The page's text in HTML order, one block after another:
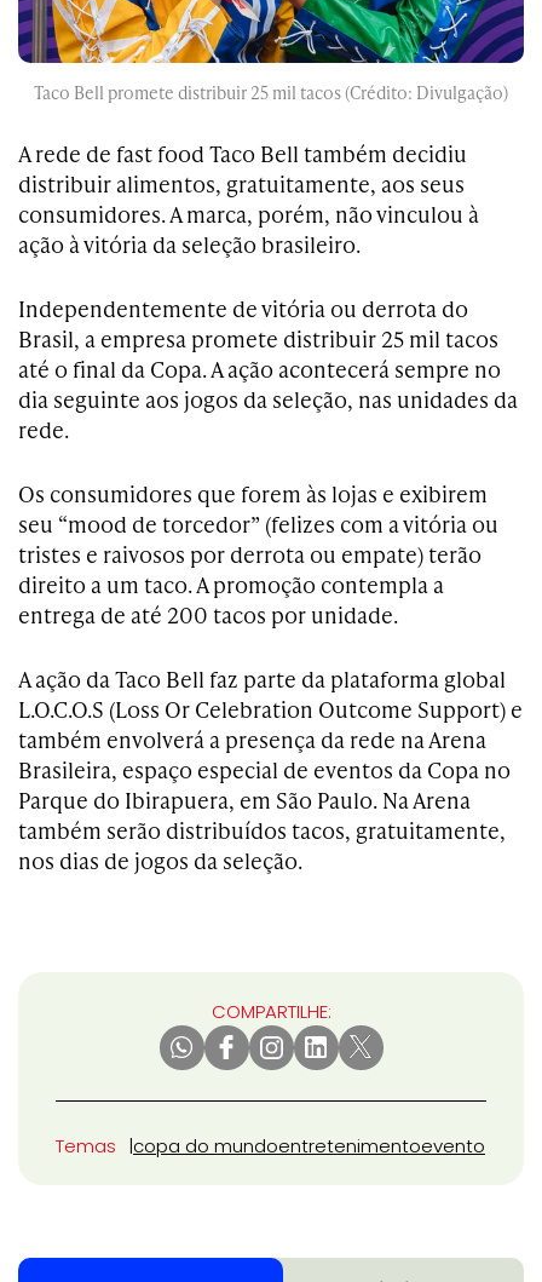
Taco Bell promete distribuir 25 mil tacos (Crédito: Divulgação)
A rede de fast food Taco Bell também decidiu
distribuir alimentos, gratuitamente, aos seus
consumidores. A marca, porém, não vinculou à
ação à vitória da seleção brasileiro.
Independentemente de vitória ou derrota do
Brasil, a empresa promete distribuir 25 mil tacos
até o final da Copa. A ação acontecerá sempre no
dia seguinte aos jogos da seleção, nas unidades da
rede.
Os consumidores que forem às lojas e exibirem
seu “mood de torcedor” (felizes com a vitória ou
tristes e raivosos por derrota ou empate) terão
direito a um taco. A promoção contempla a
entrega de até 200 tacos por unidade.
A ação da Taco Bell faz parte da plataforma global
L.O.C.O.S (Loss Or Celebration Outcome Support) e
também envolverá a presença da rede na Arena
Brasileira, espaço especial de eventos da Copa no
Parque do Ibirapuera, em São Paulo. Na Arena
também serão distribuídos tacos, gratuitamente,
nos dias de jogos da seleção.
COMPARTILHE:
Temas copa do mundoentretenimentoevento